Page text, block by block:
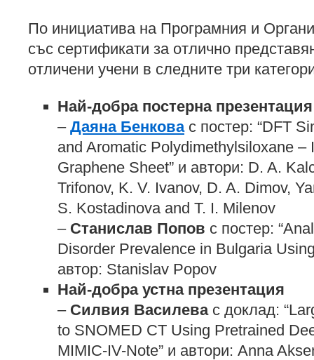
По инициатива на Програмния и
със сертификати за отлично
отличени учени в следните три
Най-добра постерна презентация
– Даяна Бенковас постер: “DFT
and Aromatic Polydimethylsiloxane –
Graphene Sheet” и автори: D. A.
Trifonov, K. V. Ivanov, D. A. Dimov,
S. Kostadinova and T. I. Milenov
– Станислав Попов с постер:
Disorder Prevalence in Bulgaria
автор: Stanislav Popov
Най-добра устна презентация
– Силвия Василевас доклад:
to SNOMED CT Using Pretrained
MIMIC-IV-Note” и автори: Anna